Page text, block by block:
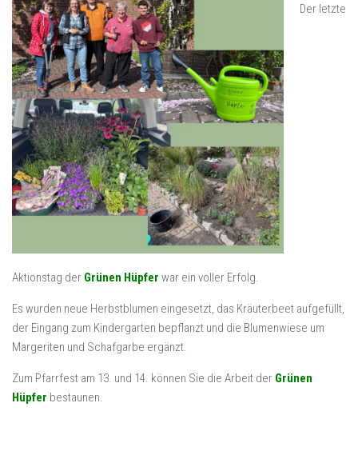
Der letzte
Aktionstag der Grünen Hüpfer war ein voller Erfolg.
Es wurden neue Herbstblumen eingesetzt, das Kräuterbeet aufgefüllt,
der Eingang zum Kindergarten bepflanzt und die Blumenwiese um
Margeriten und Schafgarbe ergänzt.
Zum Pfarrfest am 13. und 14. können Sie die Arbeit der Grünen
Hüpfer bestaunen.